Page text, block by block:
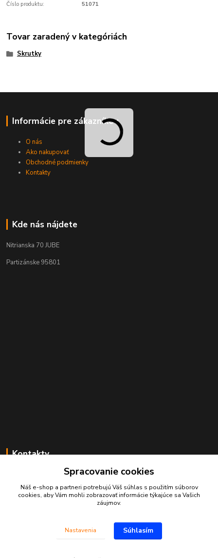
Číslo produktu: 51071
Tovar zaradený v kategóriách
Skrutky
Informácie pre zákazníkov
O nás
Ako nakupovať
Obchodné podmienky
Kontakty
Kde nás nájdete
Nitrianska 70 JUBE
Partizánske 95801
Kontakty
Juraj Beliansky
+421 903 691 375
(Po-Pia, 7-16 hod.)
Spracovanie cookies
Náš e-shop a partneri potrebujú Váš súhlas s použitím súborov
cookies, aby Vám mohli zobrazovať informácie týkajúce sa Vašich
záujmov.
Nastavenia Súhlasím